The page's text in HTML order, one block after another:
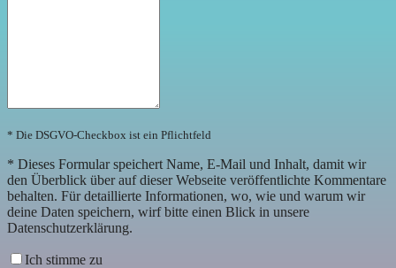
* Die DSGVO-Checkbox ist ein Pflichtfeld
* Dieses Formular speichert Name, E-Mail und Inhalt, damit wir
den Überblick über auf dieser Webseite veröffentlichte Kommentare
behalten. Für detaillierte Informationen, wo, wie und warum wir
deine Daten speichern, wirf bitte einen Blick in unsere
Datenschutzerklärung.
Ich stimme zu